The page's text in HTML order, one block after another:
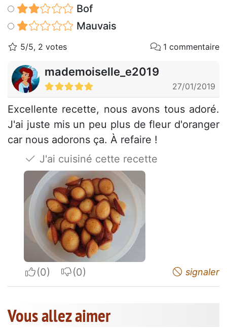
Bof
Mauvais
5/5, 2 votes 1 commentaire
mademoiselle_e2019
27/01/2019
Excellente recette, nous avons tous adoré.
J'ai juste mis un peu plus de fleur d'oranger
car nous adorons ça. À refaire !
J'ai cuisiné cette recette
I apreciateI do not appreciate signaler
Vous allez aimer